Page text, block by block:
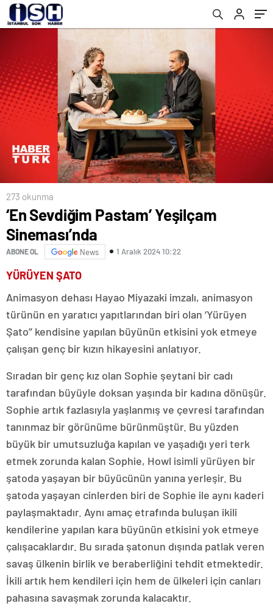
273 okunma
‘En Sevdiğim Pastam’ Yeşilçam
Sineması’nda
ABONE OL News 1 Aralık 2024 10:22
YÜRÜYEN ŞATO
Animasyon dehası Hayao Miyazaki imzalı, animasyon
türünün en yaratıcı yapıtlarından biri olan ‘Yürüyen
Şato’’ kendisine yapılan büyünün etkisini yok etmeye
çalışan genç bir kızın hikayesini anlatıyor.
Sıradan bir genç kız olan Sophie şeytani bir cadı
tarafından büyüyle doksan yaşında bir kadına dönüşür.
Sophie artık fazlasıyla yaşlanmış ve çevresi tarafından
tanınmaz bir görünüme bürünmüştür. Bu yüzden
büyük bir umutsuzluğa kapılan ve yaşadığı yeri terk
etmek zorunda kalan Sophie, Howl isimli yürüyen bir
şatoda yaşayan bir büyücünün yanına yerleşir. Bu
şatoda yaşayan cinlerden biri de Sophie ile aynı kaderi
paylaşmaktadır. Aynı amaç etrafında buluşan ikili
kendilerine yapılan kara büyünün etkisini yok etmeye
çalışacaklardır. Bu sırada şatonun dışında patlak veren
savaş ülkenin birlik ve beraberliğini tehdit etmektedir.
İkili artık hem kendileri için hem de ülkeleri için canları
pahasına savaşmak zorunda kalacaktır.